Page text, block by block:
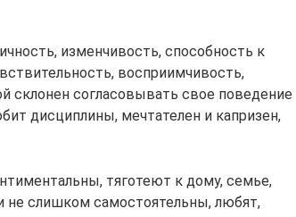
изменчивость, способность к
восприимчивость,
склонен согласовывать свое поведение
дисциплины, мечтателен и капризен,
тяготеют к дому, семье,
не слишком самостоятельны, любят,